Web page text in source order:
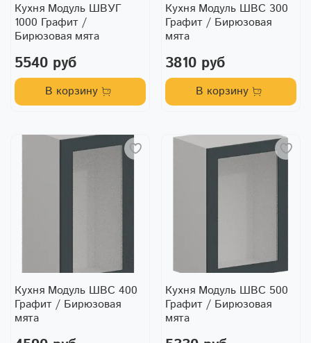
Кухня Модуль ШВУГ
1000 Графит /
Бирюзовая мята
5540 руб
В корзину
Кухня Модуль ШВС 300
Графит / Бирюзовая
мята
3810 руб
В корзину
Кухня Модуль ШВС 400
Графит / Бирюзовая
мята
Кухня Модуль ШВС 500
Графит / Бирюзовая
мята